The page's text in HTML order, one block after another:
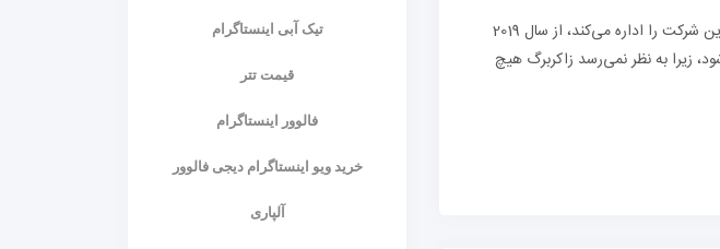
طبق گزارش‌های مالی متا، واحد Reality Labs که هدست‌های Metaverse و واقعیت مجازی این شرکت را اداره می‌کند، از سال 2019
شود، زیرا به نظر نمی‌رسد زاکربرگ هیچ
تیک آبی اینستاگرام
قیمت تتر
فالوور اینستاگرام
خرید ویو اینستاگرام دیجی فالوور
آلپاری